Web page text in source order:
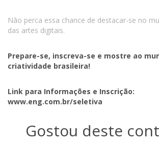
Não perca essa chance de destacar-se no
das artes digitais.
Prepare-se, inscreva-se e mostre ao
criatividade brasileira!
Link para Informações e Inscrição:
www.eng.com.br/seletiva
Gostou deste